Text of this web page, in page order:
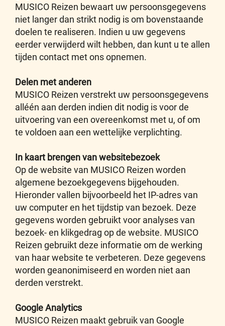
MUSICO Reizen bewaart uw persoonsgegevens
niet langer dan strikt nodig is om bovenstaande
doelen te realiseren. Indien u uw gegevens
eerder verwijderd wilt hebben, dan kunt u te allen
tijden contact met ons opnemen.
Delen met anderen
MUSICO Reizen verstrekt uw persoonsgegevens
alléén aan derden indien dit nodig is voor de
uitvoering van een overeenkomst met u, of om
te voldoen aan een wettelijke verplichting.
In kaart brengen van websitebezoek
Op de website van MUSICO Reizen worden
algemene bezoekgegevens bijgehouden.
Hieronder vallen bijvoorbeeld het IP-adres van
uw computer en het tijdstip van bezoek. Deze
gegevens worden gebruikt voor analyses van
bezoek- en klikgedrag op de website. MUSICO
Reizen gebruikt deze informatie om de werking
van haar website te verbeteren. Deze gegevens
worden geanonimiseerd en worden niet aan
derden verstrekt.
Google Analytics
MUSICO Reizen maakt gebruik van Google